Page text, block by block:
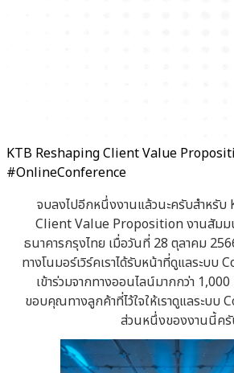
KTB Reshaping Client Value
#OnlineConference
จบลงไปอีกหนึ่งงานแล้วนะครับสำหรั
Client Value Proposition งานสัมมน
ธนาคารกรุงไทย เมื่อวันที่ 28 ตุลาคม
ทางโนมอร์เวิร์คเราได้รับหน้าที่ดูแลระบบ
เข้าร่วมจากทางออนไลน์มากกว่า
ขอบคุณทางลูกค้าที่ไว้ใจให้เราดูแลระบบ
ส่วนหนึ่งของงานนี้ค